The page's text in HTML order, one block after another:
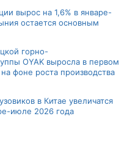
вырос на 1,6% в январе-
остается основным
горно-
OYAK выросла в первом
фоне роста производства
в Китае увеличатся
июле 2026 года